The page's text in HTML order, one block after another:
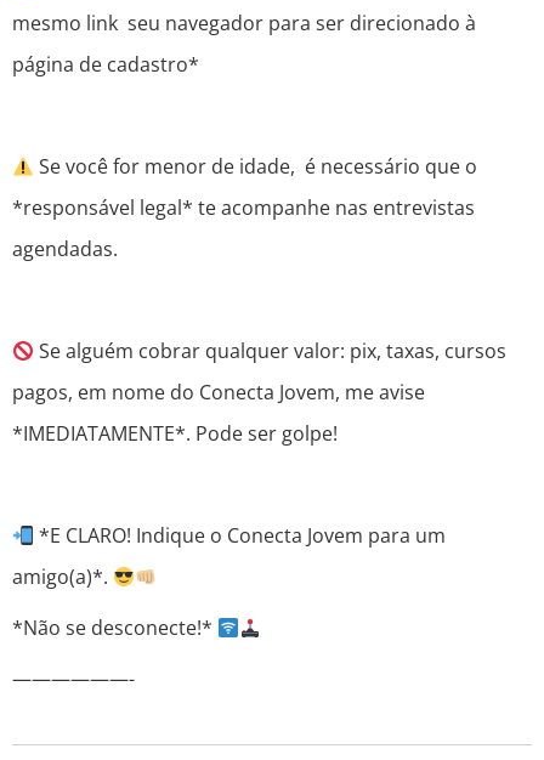
mesmo link seu navegador para ser direcionado à
página de cadastro*
Se você for menor de idade, é necessário que o
*responsável legal* te acompanhe nas entrevistas
agendadas.
Se alguém cobrar qualquer valor: pix, taxas, cursos
pagos, em nome do Conecta Jovem, me avise
*IMEDIATAMENTE*. Pode ser golpe!
*E CLARO! Indique o Conecta Jovem para um
amigo(a)*.
*Não se desconecte!*
——————-